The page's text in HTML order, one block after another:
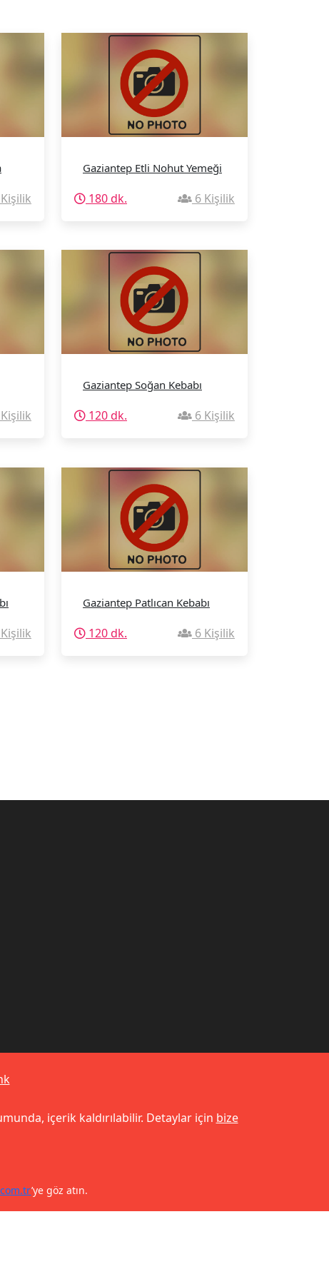
Gaziantep Etli Nohut Yemeği
180 dk. 6 Kişilik
Gaziantep Soğan Kebabı
120 dk. 6 Kişilik
Gaziantep Patlıcan Kebabı
120 dk. 6 Kişilik
içerik kaldırılabilir. Detaylar için bize
’ye göz atın.